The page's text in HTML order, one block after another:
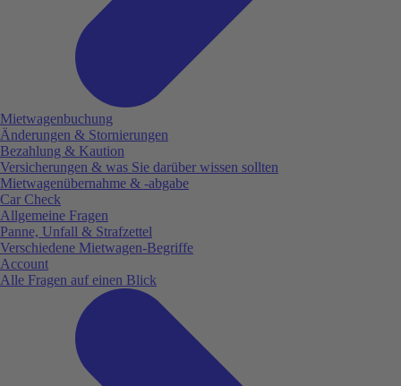
Mietwagenbuchung
Änderungen & Stornierungen
Bezahlung & Kaution
Versicherungen & was Sie darüber wissen sollten
Mietwagenübernahme & -abgabe
Car Check
Allgemeine Fragen
Panne, Unfall & Strafzettel
Verschiedene Mietwagen-Begriffe
Account
Alle Fragen auf einen Blick